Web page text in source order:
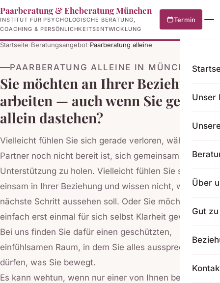
Paarberatung & Eheberatung München
INSTITUT FÜR PSYCHOLOGISCHE BERATUNG,
COACHING & PERSÖNLICHKEITSENTWICKLUNG
Termin
Unser
Über
Gut
Startseite›Beratungsangebot›Paarberatung alleine
PAARBERATUNG ALLEINE IN MÜNCHEN
Sie möchten an Ihrer Beziehung
arbeiten — auch wenn Sie gerade
allein dastehen?
Vielleicht fühlen Sie sich gerade verloren, während Ihr
Partner noch nicht bereit ist, sich gemeinsam
Unterstützung zu holen. Vielleicht fühlen Sie sich
einsam in Ihrer Beziehung und wissen nicht, wie der
nächste Schritt aussehen soll. Oder Sie möchten
einfach erst einmal für sich selbst Klarheit gewinnen.
Bei uns finden Sie dafür einen geschützten,
einfühlsamen Raum, in dem Sie alles aussprechen
dürfen, was Sie bewegt.
Es kann wehtun, wenn nur einer von Ihnen bereit ist, an